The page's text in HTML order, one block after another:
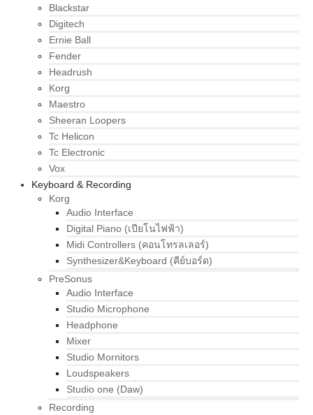
Blackstar
Digitech
Ernie Ball
Fender
Headrush
Korg
Maestro
Sheeran Loopers
Tc Helicon
Tc Electronic
Vox
Keyboard & Recording
Korg
Audio Interface
Digital Piano (เปียโนไฟฟ้า)
Midi Controllers (คอนโทรลเลอร์)
Synthesizer&Keyboard (คีย์บอร์ด)
PreSonus
Audio Interface
Studio Microphone
Headphone
Mixer
Studio Mornitors
Loudspeakers
Studio one (Daw)
Recording